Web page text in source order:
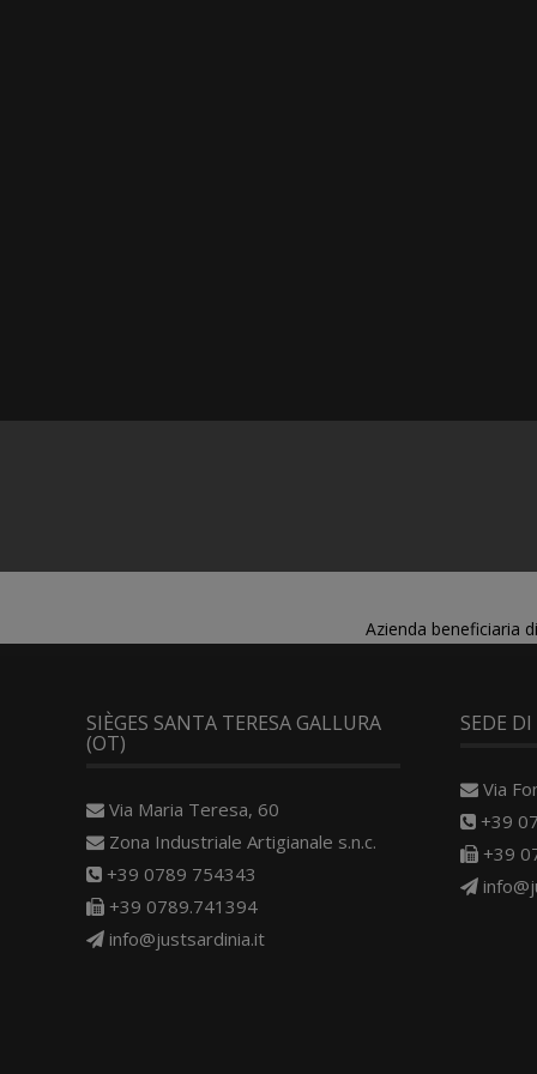
Azienda beneficiaria
SIÈGES SANTA TERESA GALLURA
(OT)
Via Maria Teresa, 60
Zona Industriale Artigianale s.n.c.
+39 0789 754343
+39 0789.741394
info@justsardinia.it
SEDE
Via
+39
+39